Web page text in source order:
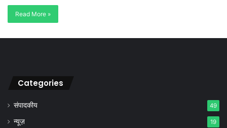
Read More »
Categories
संपादकीय 49
न्यूज़ 19